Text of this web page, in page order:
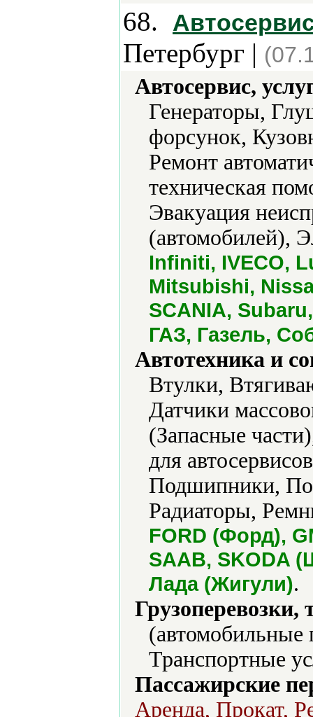
68.
Петербург |
Автосервис,
Генераторы,
форсунок,
Ремонт
техническая
Эвакуация
(автомобилей),
Infiniti, IVECO,
Mitsubishi,
SCANIA,
ГАЗ, Газель,
Автотехника и
Втулки,
Датчики
(Запасные
для
Подшипники,
Радиаторы,
FORD (Форд),
SAAB, SKODA
Лада (Жигули).
(автомобильные
Транспортные
Пассажирские
Аренда, Прокат,